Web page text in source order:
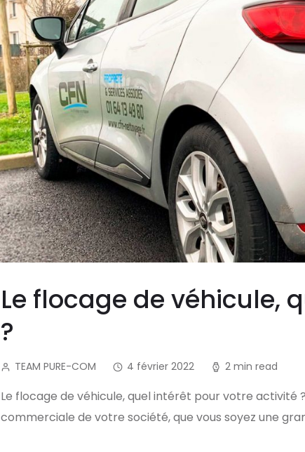
Le flocage de véhicule,
?
TEAM PURE-COM 4 février 2022 2 min read
Le flocage de véhicule, quel intérêt pour votre activité
commerciale de votre société, que vous soyez une